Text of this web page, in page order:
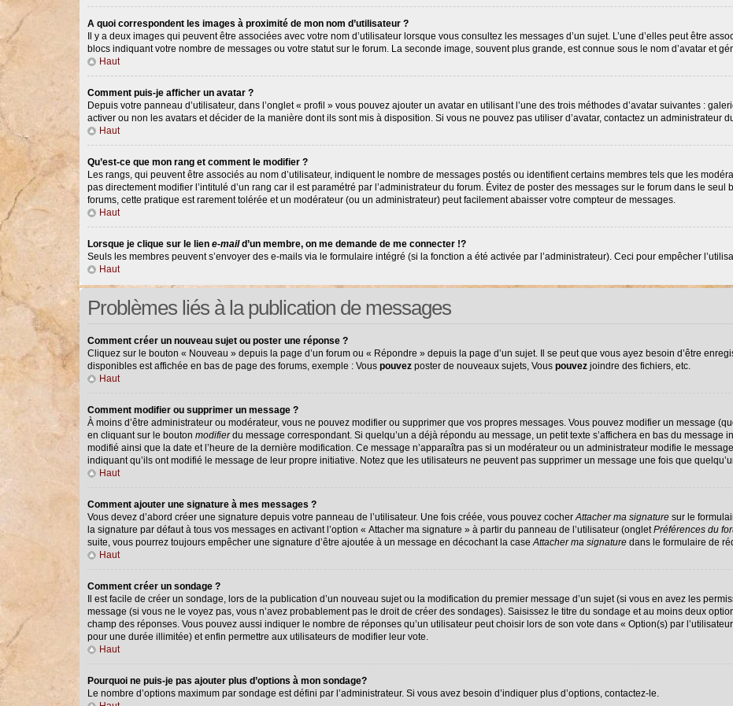
A quoi correspondent les images à proximité de mon nom d’utilisateur ?
Il y a deux images qui peuvent être associées avec votre nom d’utilisateur lorsque vous consultez les messages d’un sujet. L’une d’elles peut être
blocs indiquant votre nombre de messages ou votre statut sur le forum. La seconde image, souvent plus grande, est connue sous le nom d’avatar et
Haut
Comment puis-je afficher un avatar ?
Depuis votre panneau d’utilisateur, dans l’onglet « profil » vous pouvez ajouter un avatar en utilisant l’une des trois méthodes d’avatar suivantes :
activer ou non les avatars et décider de la manière dont ils sont mis à disposition. Si vous ne pouvez pas utiliser d’avatar, contactez un administrateur
Haut
Qu’est-ce que mon rang et comment le modifier ?
Les rangs, qui peuvent être associés au nom d’utilisateur, indiquent le nombre de messages postés ou identifient certains membres tels que les
pas directement modifier l’intitulé d’un rang car il est paramétré par l’administrateur du forum. Évitez de poster des messages sur le forum dans le
forums, cette pratique est rarement tolérée et un modérateur (ou un administrateur) peut facilement abaisser votre compteur de messages.
Haut
Lorsque je clique sur le lien e-maild’un membre, on me demande de me connecter !?
Seuls les membres peuvent s’envoyer des e-mails via le formulaire intégré (si la fonction a été activée par l’administrateur). Ceci pour empêcher
Haut
Problèmes liés à la publication de messages
Comment créer un nouveau sujet ou poster une réponse ?
Cliquez sur le bouton « Nouveau » depuis la page d’un forum ou « Répondre » depuis la page d’un sujet. Il se peut que vous ayez besoin d’être
disponibles est affichée en bas de page des forums, exemple : Vous pouvezposter de nouveaux sujets, Vous pouvezjoindre des fichiers, etc.
Haut
Comment modifier ou supprimer un message ?
À moins d’être administrateur ou modérateur, vous ne pouvez modifier ou supprimer que vos propres messages. Vous pouvez modifier un message
en cliquant sur le bouton modifierdu message correspondant. Si quelqu’un a déjà répondu au message, un petit texte s’affichera en bas du message
modifié ainsi que la date et l’heure de la dernière modification. Ce message n’apparaîtra pas si un modérateur ou un administrateur modifie le
indiquant qu’ils ont modifié le message de leur propre initiative. Notez que les utilisateurs ne peuvent pas supprimer un message une fois que
Haut
Comment ajouter une signature à mes messages ?
Vous devez d’abord créer une signature depuis votre panneau de l’utilisateur. Une fois créée, vous pouvez cocherAttacher ma signaturesur le
la signature par défaut à tous vos messages en activant l’option « Attacher ma signature » à partir du panneau de l’utilisateur (ongletPréférences du
suite, vous pourrez toujours empêcher une signature d’être ajoutée à un message en décochant la caseAttacher ma signaturedans le formulaire de
Haut
Comment créer un sondage ?
Il est facile de créer un sondage, lors de la publication d’un nouveau sujet ou la modification du premier message d’un sujet (si vous en avez les
message (si vous ne le voyez pas, vous n’avez probablement pas le droit de créer des sondages). Saisissez le titre du sondage et au moins deux
champ des réponses. Vous pouvez aussi indiquer le nombre de réponses qu’un utilisateur peut choisir lors de son vote dans « Option(s) par
pour une durée illimitée) et enfin permettre aux utilisateurs de modifier leur vote.
Haut
Pourquoi ne puis-je pas ajouter plus d’options à mon sondage?
Le nombre d’options maximum par sondage est défini par l’administrateur. Si vous avez besoin d’indiquer plus d’options, contactez-le.